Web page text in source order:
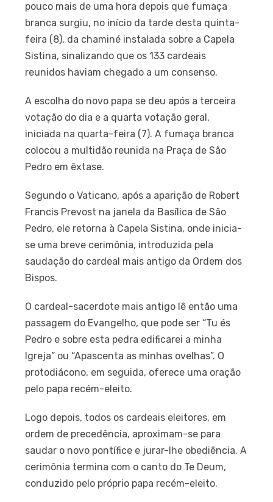
pouco mais de uma hora depois que fumaça
branca surgiu, no início da tarde desta quinta-
feira (8), da chaminé instalada sobre a Capela
Sistina, sinalizando que os 133 cardeais
reunidos haviam chegado a um consenso.
A escolha do novo papa se deu após a terceira
votação do dia e a quarta votação geral,
iniciada na quarta-feira (7). A fumaça branca
colocou a multidão reunida na Praça de São
Pedro em êxtase.
Segundo o Vaticano, após a aparição de Robert
Francis Prevost na janela da Basílica de São
Pedro, ele retorna à Capela Sistina, onde inicia-
se uma breve cerimônia, introduzida pela
saudação do cardeal mais antigo da Ordem dos
Bispos.
O cardeal-sacerdote mais antigo lê então uma
passagem do Evangelho, que pode ser “Tu és
Pedro e sobre esta pedra edificarei a minha
Igreja” ou “Apascenta as minhas ovelhas”. O
protodiácono, em seguida, oferece uma oração
pelo papa recém-eleito.
Logo depois, todos os cardeais eleitores, em
ordem de precedência, aproximam-se para
saudar o novo pontífice e jurar-lhe obediência. A
cerimônia termina com o canto do Te Deum,
conduzido pelo próprio papa recém-eleito.